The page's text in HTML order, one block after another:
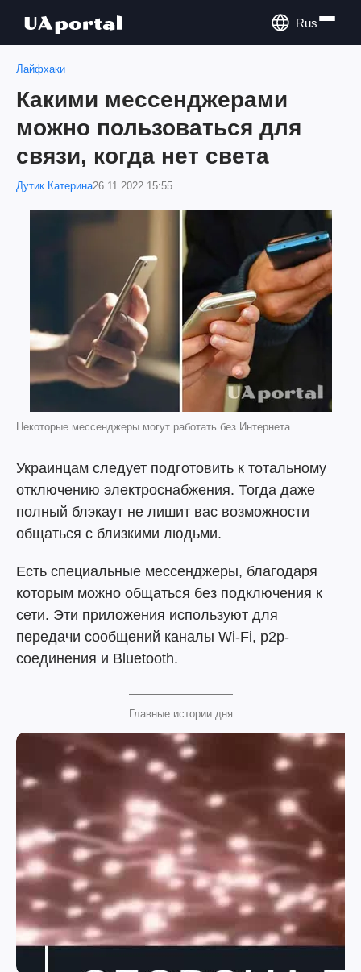
Rus
Лайфхаки
Какими мессенджерами
можно пользоваться для
связи, когда нет света
Дутик Катерина26.11.2022 15:55
Некоторые мессенджеры могут работать без Интернета
Украинцам следует подготовить к тотальному
отключению электроснабжения. Тогда даже
полный блэкаут не лишит вас возможности
общаться с близкими людьми.
Есть специальные мессенджеры, благодаря
которым можно общаться без подключения к
сети. Эти приложения используют для
передачи сообщений каналы Wi-Fi, p2p-
соединения и Bluetooth.
Главные истории дня